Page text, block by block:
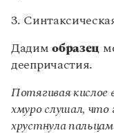
3.
Дадимобразец
деепричастия.
Потягивая кислое
хмуро слушал, что
хрустнула